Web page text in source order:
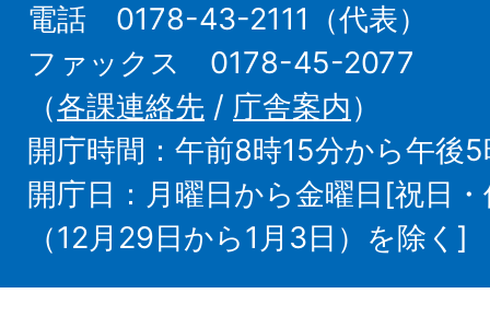
電話 0178-43-2111（代表）
ファックス 0178-45-2077
（各課連絡先 / 庁舎案内）
開庁時間：午前8時15分から午後
開庁日：月曜日から金曜日[祝日
（12月29日から1月3日）を除く]